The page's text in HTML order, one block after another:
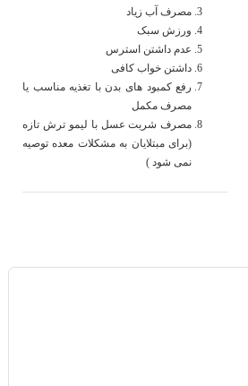
مصرف آب زیاد
ورزش سبک
عدم داشتن استرس
داشتن خواب کافی
رفع کمبود های بدن با تغذیه مناسب یا
مصرف مکمل
مصرف شربت عسل با لیمو ترش تازه
(برای مبتلایان به مشکلات معده توصیه
نمی شود )